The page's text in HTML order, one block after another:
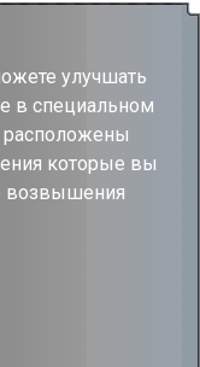
улучшать
в специальном
которые вы
возвышения